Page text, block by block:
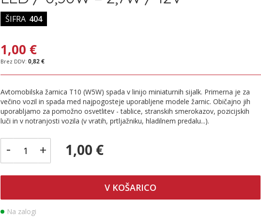
ŠIFRA 404
1,00 €
0,82 €
Avtomobilska žarnica T10 (W5W) spada v linijo miniaturnih sijalk. Primerna je za
večino vozil in spada med najpogosteje uporabljene modele žarnic. Običajno jih
uporabljamo za pomožno osvetlitev - tablice, stranskih smerokazov, pozicijskih
luči in v notranjosti vozila (v vratih, prtljažniku, hladilnem predalu...).
- + 1,00 €
V KOŠARICO
Na zalogi